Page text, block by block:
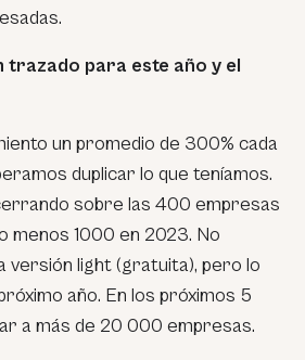
trazado para este año y el
un promedio de 300% cada
duplicar lo que teníamos.
sobre las 400 empresas
menos 1000 en 2023. No
versión light (gratuita), pero lo
año. En los próximos 5
a más de 20 000 empresas.